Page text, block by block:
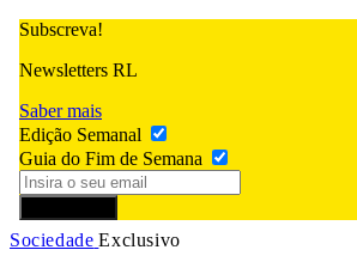
Subscreva!
Newsletters RL
Saber mais
Edição Semanal
Guia do Fim de Semana
Sociedade Exclusivo